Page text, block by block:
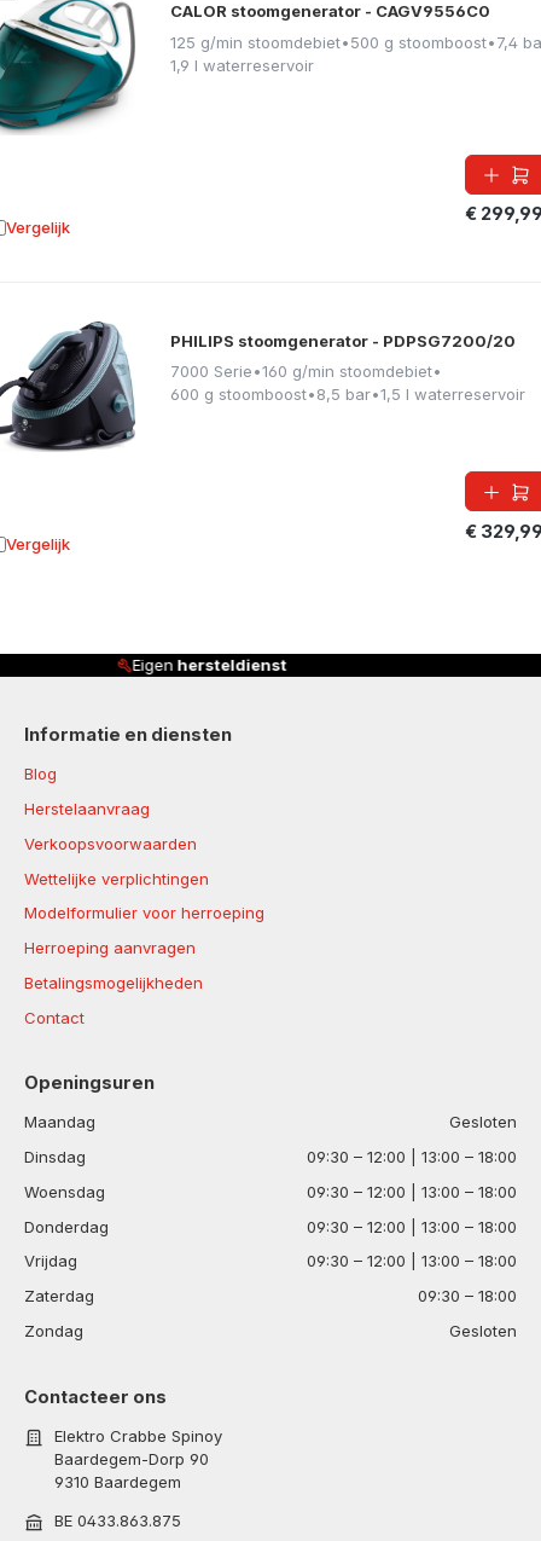
CALOR stoomgenerator - CAGV9556C0
125 g/min stoomdebiet•500 g stoomboost•7,4
1,9 l waterreservoir
€
Vergelijk aan vergelijking
PHILIPS stoomgenerator - PDPSG7200/20
7000 Serie•160 g/min stoomdebiet•
600 g stoomboost•8,5 bar•1,5 l waterreservoir
€
Vergelijk aan vergelijking
Klanten beoordelen ons met
Informatie en diensten
Blog
Herstelaanvraag
Verkoopsvoorwaarden
Wettelijke verplichtingen
Modelformulier voor herroeping
Herroeping aanvragen
Betalingsmogelijkheden
Contact
Openingsuren
Maandag
Gesloten
Dinsdag
09:30 – 12:00 | 13:00 – 18:00
Woensdag
09:30 – 12:00 | 13:00 – 18:00
Donderdag
09:30 – 12:00 | 13:00 – 18:00
Vrijdag
09:30 – 12:00 | 13:00 – 18:00
Zaterdag
09:30 – 18:00
Zondag
Gesloten
Contacteer ons
Elektro Crabbe Spinoy
Baardegem-Dorp 90
9310 Baardegem
BE 0433.863.875